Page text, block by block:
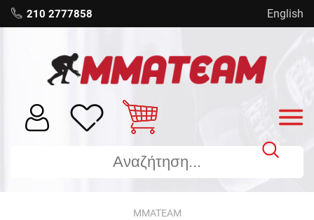
210 2777858 English
MMATEAM